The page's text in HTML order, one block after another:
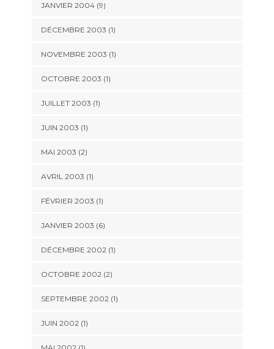
JANVIER 2004 (9)
DÉCEMBRE 2003 (1)
NOVEMBRE 2003 (1)
OCTOBRE 2003 (1)
JUILLET 2003 (1)
JUIN 2003 (1)
MAI 2003 (2)
AVRIL 2003 (1)
FÉVRIER 2003 (1)
JANVIER 2003 (6)
DÉCEMBRE 2002 (1)
OCTOBRE 2002 (2)
SEPTEMBRE 2002 (1)
JUIN 2002 (1)